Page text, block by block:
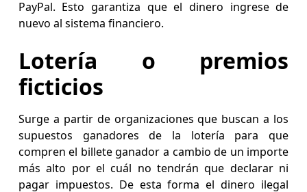
PayPal. Esto garantiza que el dinero ingrese de
nuevo al sistema financiero.
Lotería o premios
ficticios
Surge a partir de organizaciones que buscan a los
supuestos ganadores de la lotería para que
compren el billete ganador a cambio de un importe
más alto por el cuál no tendrán que declarar ni
pagar impuestos. De esta forma el dinero ilegal